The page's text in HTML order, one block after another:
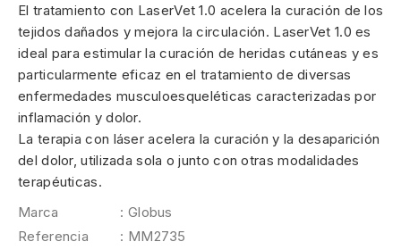
El tratamiento con LaserVet 1.0 acelera la curación de los
tejidos dañados y mejora la circulación. LaserVet 1.0 es
ideal para estimular la curación de heridas cutáneas y es
particularmente eficaz en el tratamiento de diversas
enfermedades musculoesqueléticas caracterizadas por
inflamación y dolor.
La terapia con láser acelera la curación y la desaparición
del dolor, utilizada sola o junto con otras modalidades
terapéuticas.
Marca
: Globus
Referencia
: MM2735